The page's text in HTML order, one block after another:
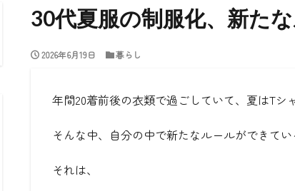
30代夏服の制服化、新た
2026年6月19日 暮らし
年間20着前後の衣類で過ごしていて、夏はTシ
そんな中、自分の中で新たなルールができてい
それは、